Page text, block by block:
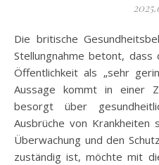
Die britische Gesundheitsbehörde hat in einer aktuellen
Stellungnahme betont,
Öffentlichkeit als „sehr
Aussage kommt in einer
besorgt über
Ausbrüche von
Überwachung und den
zuständig ist, möchte mit